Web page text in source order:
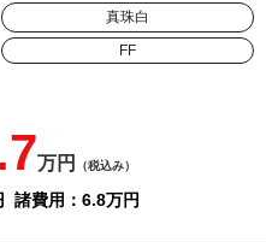
真珠白
FF
万円 （税込み）
諸費用：6.8万円